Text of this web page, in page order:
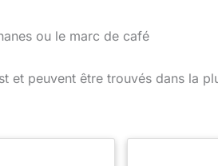
ou le marc de café
et peuvent être trouvés dans la